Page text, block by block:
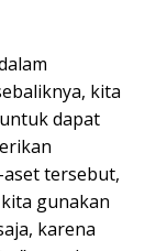
kita
dapat
tersebut,
gunakan
karena